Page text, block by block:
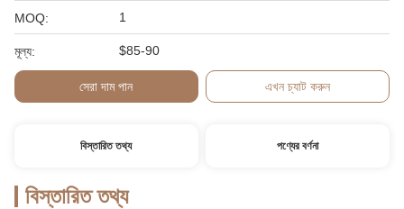
MOQ: 1
মূল্য: $85-90
সেরা দাম পান এখন চ্যাট করুন
বিস্তারিত তথ্য পণ্যের বর্ণনা
বিস্তারিত তথ্য